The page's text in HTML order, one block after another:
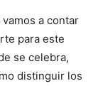
a contar
para este
se celebra,
distinguir los